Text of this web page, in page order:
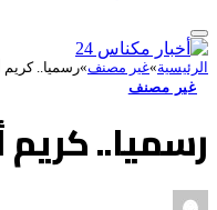
الرئيسية»غير مصنف»رسميا..
غير مصنف
رسميا..